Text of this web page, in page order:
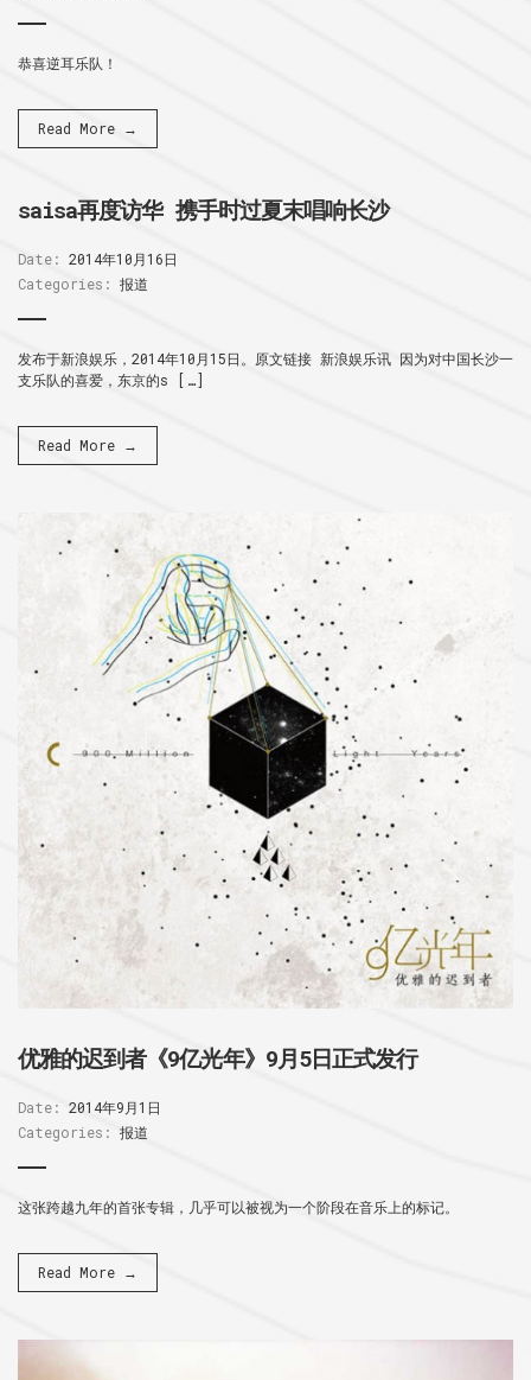
恭喜逆耳乐队！
Read More →
saisa再度访华 携手时过夏末唱响长沙
Date: 2014年10月16日
Categories: 报道
发布于新浪娱乐，2014年10月15日。原文链接 新浪娱乐讯 因为对中国长沙一
支乐队的喜爱，东京的s […]
Read More →
优雅的迟到者《9亿光年》9月5日正式发行
Date: 2014年9月1日
Categories: 报道
这张跨越九年的首张专辑，几乎可以被视为一个阶段在音乐上的标记。
Read More →